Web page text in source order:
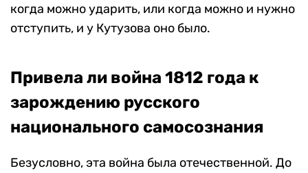
когда можно ударить, или когда можно и нужно
отступить, и у Кутузова оно было.
Привела ли война 1812 года к
зарождению русского
национального самосознания
Безусловно, эта война была отечественной. До